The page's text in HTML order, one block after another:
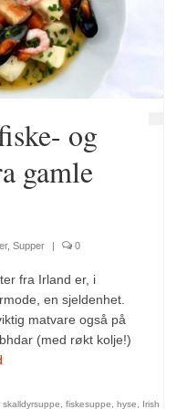
og
gamle
, Supper | 0
fra Irland er, i
en sjeldenhet.
matvare også på
(med røkt kolje!)
skalldyrsuppe fiskesuppe hyse Irish